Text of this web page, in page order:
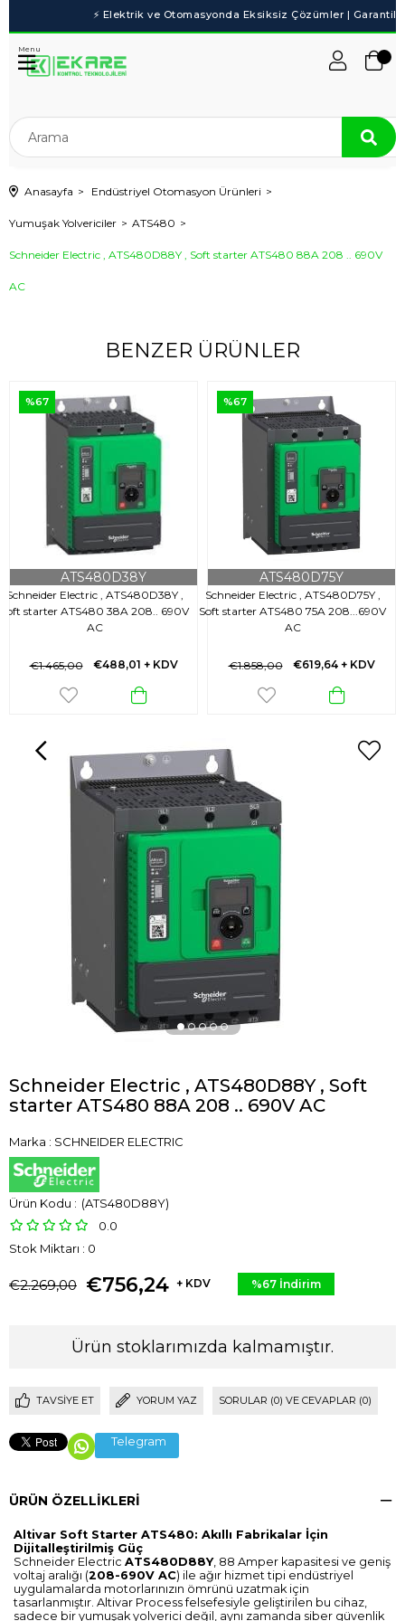
Menu
Anasayfa Endüstriyel Otomasyon Ürünleri
Yumuşak Yolvericiler ATS480
Schneider Electric , ATS480D88Y , Soft starter ATS480 88A 208 .. 690V
AC
BENZER ÜRÜNLER
Schneider Electric , ATS480D38Y ,
Soft starter ATS480 38A 208.. 690V
AC
ATS480D38Y
€488,01 + KDV
€1.465,00
%67
Schneider Electric , ATS480D75Y ,
Soft starter ATS480 75A 208...690V
AC
ATS480D75Y
€619,64 + KDV
€1.858,00
%67
Schneider Electric , ATS480D88Y , Soft
starter ATS480 88A 208 .. 690V AC
Marka : SCHNEIDER ELECTRIC
(ATS480D88Y)
0.0
Stok Miktarı : 0
€2.269,00 €756,24 + KDV %67 İndirim
Ürün stoklarımızda kalmamıştır.
TAVSIYE ET YORUM YAZ SORULAR (0) VE CEVAPLAR (0)
Telegram
ÜRÜN ÖZELLIKLERI
Altivar Soft Starter ATS480: Akıllı Fabrikalar İçin
Dijitalleştirilmiş Güç
Schneider Electric ATS480D88Y, 88 Amper kapasitesi ve geniş
voltaj aralığı (208-690V AC) ile ağır hizmet tipi endüstriyel
uygulamalarda motorlarınızın ömrünü uzatmak için
tasarlanmıştır. Altivar Process felsefesiyle geliştirilen bu cihaz,
sadece bir yumuşak yolverici değil, aynı zamanda siber güvenlik